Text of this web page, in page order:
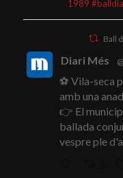
1989
Ball
Diari Més
⚽ Vila-seca
amb una
👉 El
ballada
vespre ple